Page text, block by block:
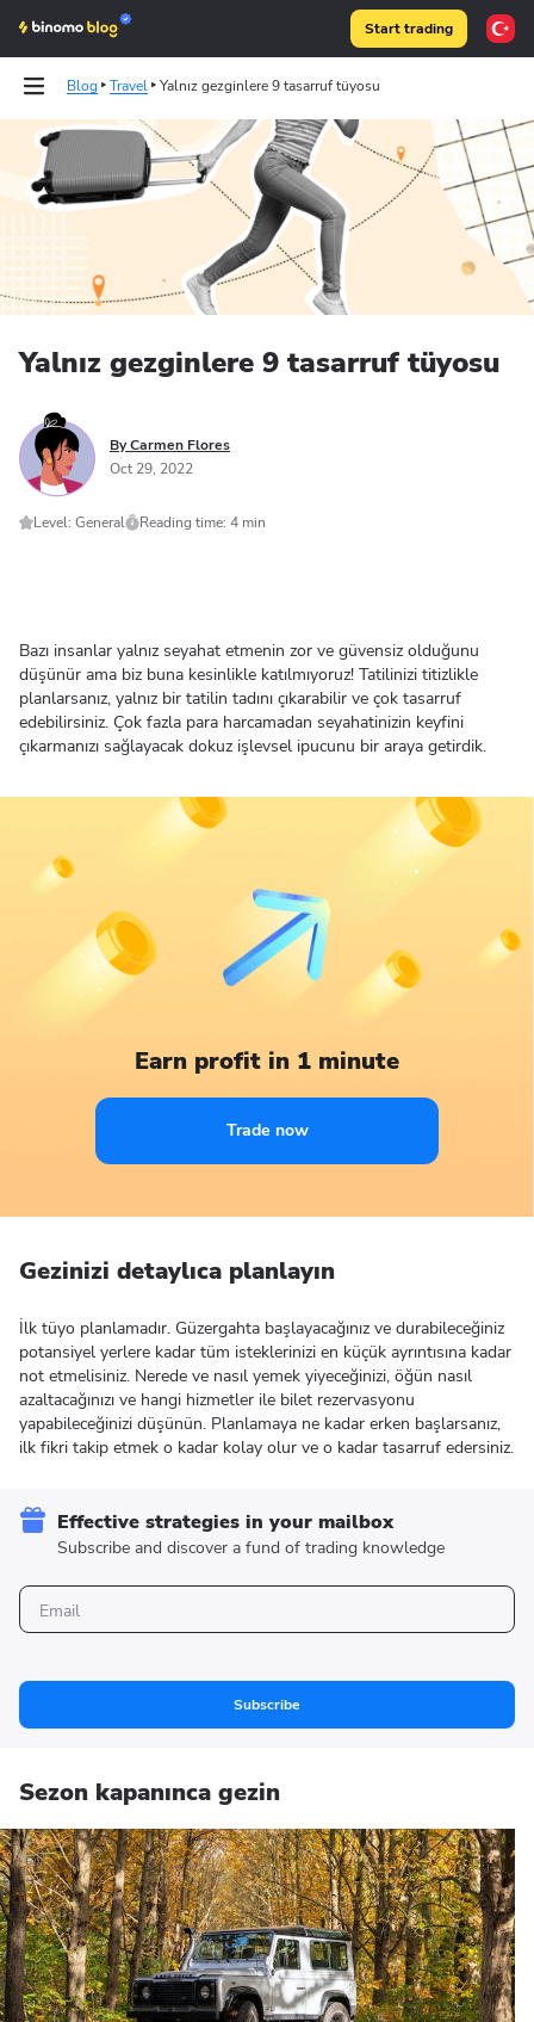
Start trading
Blog Travel Yalnız gezginlere 9 tasarruf tüyosu
Binomo on Telegram
Yalnız gezginlere 9 tasarruf tüyosu
By Carmen Flores
Oct 29, 2022
Level: General Reading time: 4 min
Bazı insanlar yalnız seyahat etmenin zor ve güvensiz olduğunu
düşünür ama biz buna kesinlikle katılmıyoruz! Tatilinizi titizlikle
planlarsanız, yalnız bir tatilin tadını çıkarabilir ve çok tasarruf
edebilirsiniz. Çok fazla para harcamadan seyahatinizin keyfini
çıkarmanızı sağlayacak dokuz işlevsel ipucunu bir araya getirdik.
Earn profit in 1 minute
Trade now
Gezinizi detaylıca planlayın
İlk tüyo planlamadır. Güzergahta başlayacağınız ve durabileceğiniz
potansiyel yerlere kadar tüm isteklerinizi en küçük ayrıntısına kadar
not etmelisiniz. Nerede ve nasıl yemek yiyeceğinizi, öğün nasıl
azaltacağınızı ve hangi hizmetler ile bilet rezervasyonu
yapabileceğinizi düşünün. Planlamaya ne kadar erken başlarsanız,
ilk fikri takip etmek o kadar kolay olur ve o kadar tasarruf edersiniz.
Effective strategies in your mailbox
Subscribe and discover a fund of trading knowledge
Subscribe
Sezon kapanınca gezin